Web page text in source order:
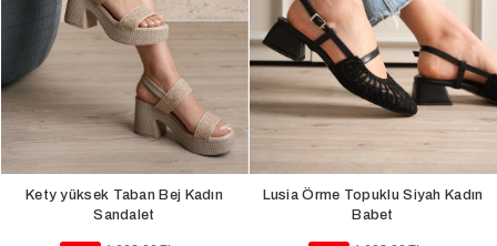
Kety yüksek Taban Bej Kadın
Sandalet
Lusia Örme Topuklu Siyah Kadın
Babet